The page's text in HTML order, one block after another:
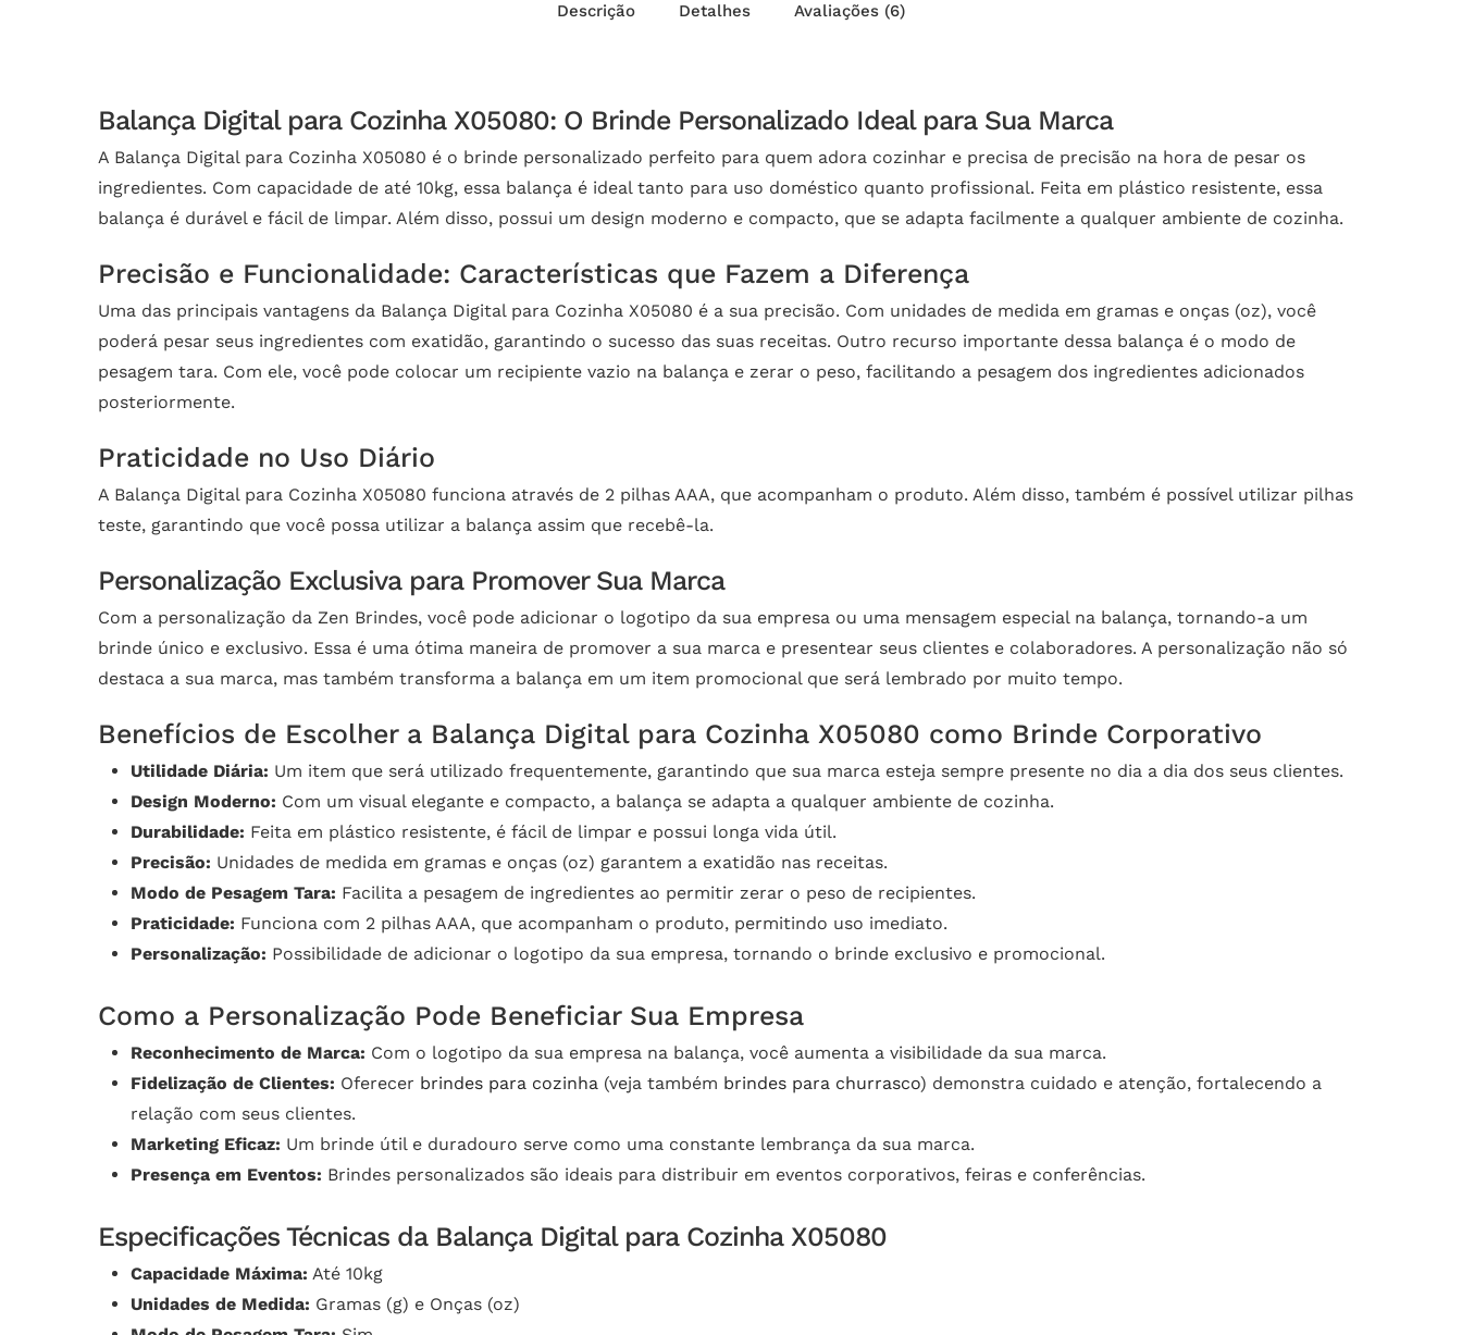
Descrição Detalhes Avaliações (6)
Balança Digital para Cozinha X05080: O Brinde Personalizado Ideal para Sua Marca
A Balança Digital para Cozinha X05080 é o brinde personalizado perfeito para quem adora cozinhar e precisa de precisão na hora de pesar os
ingredientes. Com capacidade de até 10kg, essa balança é ideal tanto para uso doméstico quanto profissional. Feita em plástico resistente, essa
balança é durável e fácil de limpar. Além disso, possui um design moderno e compacto, que se adapta facilmente a qualquer ambiente de cozinha.
Precisão e Funcionalidade: Características que Fazem a Diferença
Uma das principais vantagens da Balança Digital para Cozinha X05080 é a sua precisão. Com unidades de medida em gramas e onças (oz), você
poderá pesar seus ingredientes com exatidão, garantindo o sucesso das suas receitas. Outro recurso importante dessa balança é o modo de
pesagem tara. Com ele, você pode colocar um recipiente vazio na balança e zerar o peso, facilitando a pesagem dos ingredientes adicionados
posteriormente.
Praticidade no Uso Diário
A Balança Digital para Cozinha X05080 funciona através de 2 pilhas AAA, que acompanham o produto. Além disso, também é possível utilizar pilhas
teste, garantindo que você possa utilizar a balança assim que recebê-la.
Personalização Exclusiva para Promover Sua Marca
Com a personalização da Zen Brindes, você pode adicionar o logotipo da sua empresa ou uma mensagem especial na balança, tornando-a um
brinde único e exclusivo. Essa é uma ótima maneira de promover a sua marca e presentear seus clientes e colaboradores. A personalização não só
destaca a sua marca, mas também transforma a balança em um item promocional que será lembrado por muito tempo.
Benefícios de Escolher a Balança Digital para Cozinha X05080 como Brinde Corporativo
Utilidade Diária: Um item que será utilizado frequentemente, garantindo que sua marca esteja sempre presente no dia a dia dos seus clientes.
Design Moderno: Com um visual elegante e compacto, a balança se adapta a qualquer ambiente de cozinha.
Durabilidade: Feita em plástico resistente, é fácil de limpar e possui longa vida útil.
Precisão: Unidades de medida em gramas e onças (oz) garantem a exatidão nas receitas.
Modo de Pesagem Tara: Facilita a pesagem de ingredientes ao permitir zerar o peso de recipientes.
Praticidade: Funciona com 2 pilhas AAA, que acompanham o produto, permitindo uso imediato.
Personalização: Possibilidade de adicionar o logotipo da sua empresa, tornando o brinde exclusivo e promocional.
Como a Personalização Pode Beneficiar Sua Empresa
Reconhecimento de Marca: Com o logotipo da sua empresa na balança, você aumenta a visibilidade da sua marca.
Fidelização de Clientes: Oferecer brindes para cozinha (veja também brindes para churrasco) demonstra cuidado e atenção, fortalecendo a
relação com seus clientes.
Marketing Eficaz: Um brinde útil e duradouro serve como uma constante lembrança da sua marca.
Presença em Eventos: Brindes personalizados são ideais para distribuir em eventos corporativos, feiras e conferências.
Especificações Técnicas da Balança Digital para Cozinha X05080
Capacidade Máxima: Até 10kg
Unidades de Medida: Gramas (g) e Onças (oz)